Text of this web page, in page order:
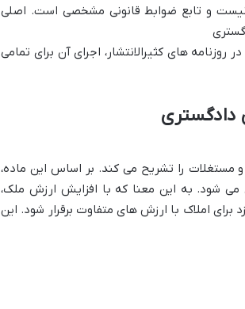
نیست و تابع ضوابط قانونی مشخصی است. اصلی
های کثیرالانتشار، اجرای آن برای تمامی
مستغلات را تشریح می کند. بر اساس این ماده،
شود. به این معنا که با افزایش ارزش ملک،
املاک با ارزش های متفاوت برقرار شود. این